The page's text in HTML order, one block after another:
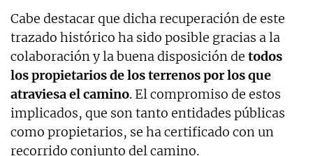
Cabe destacar que dicha recuperación de este
trazado histórico ha sido posible gracias a la
colaboración y la buena disposición de todos
los propietarios de los terrenos por los que
atraviesa el camino. El compromiso de estos
implicados, que son tanto entidades públicas
como propietarios, se ha certificado con un
recorrido conjunto del camino.